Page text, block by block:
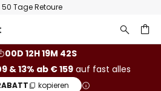
50 Tage Retoure
00D 12H 19M 41S
& 13% ab € 159auf fast alles
kopieren